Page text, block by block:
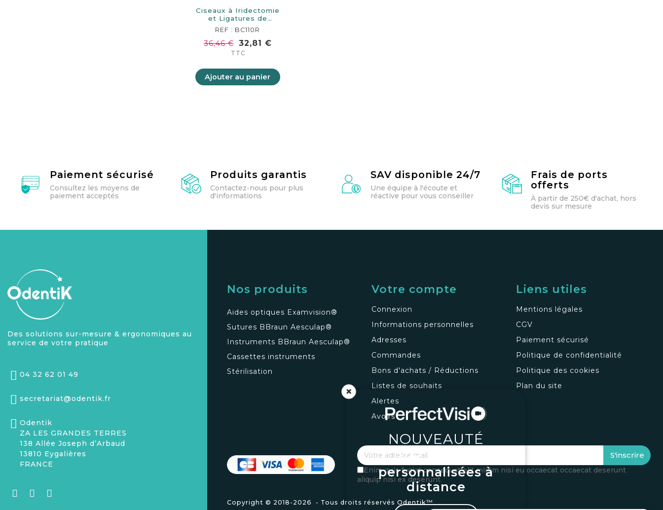
×
NOUVEAUTÉ
Vos loupes
personnalisées à
distance
Ciseaux à Iridectomie
et Ligatures de
110mm de longueur.…
REF : BC110R
36,46 € 32,81 €
TTC
Ajouter au panier
Paiement sécurisé
Consultez les moyens de
paiement acceptés
Produits garantis
Contactez-nous pour plus
d'informations
SAV disponible 24/7
Une équipe à l'écoute et
réactive pour vous conseiller
Frais de ports
offerts
À partir de 250€ d'achat, hors
devis sur mesure
Des solutions sur-mesure & ergonomiques au
service de votre pratique
04 32 62 01 49
secretariat@odentik.fr
Odentik
ZA LES GRANDES TERRES
138 Allée Joseph d’Arbaud
13810 Eygalières
FRANCE
Nos produits
Aides optiques Examvision®
Sutures BBraun Aesculap®
Instruments BBraun Aesculap®
Cassettes instruments
Stérilisation
Votre compte
Connexion
Informations personnelles
Adresses
Commandes
Bons d'achats / Réductions
Listes de souhaits
Alertes
Avoirs
Liens utiles
Mentions légales
CGV
Paiement sécurisé
Politique de confidentialité
Politique des cookies
Plan du site
S'inscrire
Enim quis fugiat consequat elit minim nisi eu occaecat occaecat deserunt
aliquip nisi ex deserunt.
Copyright © 2018- 2026 - Tous droits réservés Odentik™